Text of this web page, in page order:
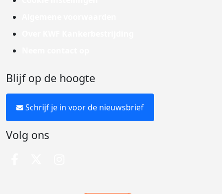
Blijf op de hoogte
Schrijf je in voor de nieuwsbrief
Volg ons